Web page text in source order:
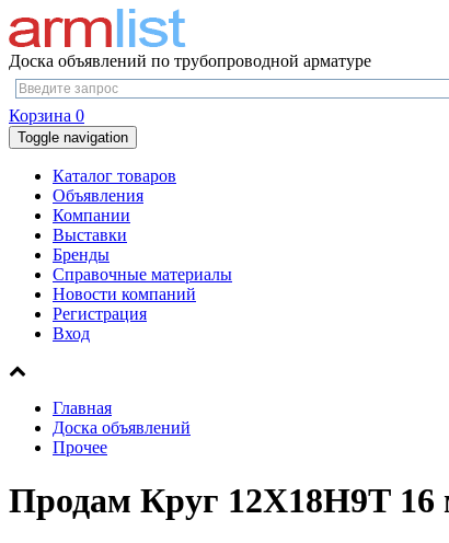
Доска объявлений по трубопроводной арматуре
Корзина 0
Toggle navigation
Каталог товаров
Объявления
Компании
Выставки
Бренды
Справочные материалы
Новости компаний
Регистрация
Вход
Главная
Доска объявлений
Прочее
Продам Круг 12Х18Н9Т 16